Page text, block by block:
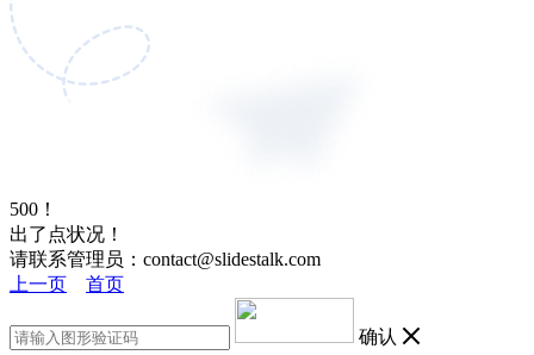
500！
出了点状况！
请联系管理员：contact@slidestalk.com
上一页
首页
确认